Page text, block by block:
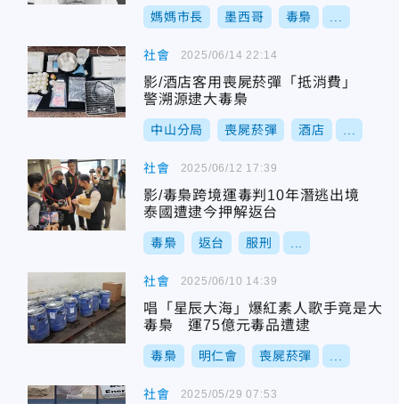
媽媽市長 墨西哥 毒梟
社會
影/酒店客用喪屍菸彈「抵消費」
警溯源逮大毒梟
中山分局 喪屍菸彈 酒店
2025/06/14 22:14
社會
影/毒梟跨境運毒判10年潛逃出境
泰國遭逮今押解返台
毒梟 返台 服刑
2025/06/12 17:39
社會
唱「星辰大海」爆紅素人歌手竟是大
毒梟 運75億元毒品遭逮
毒梟 明仁會 喪屍菸彈
2025/06/10 14:39
社會 2025/05/29 07:53